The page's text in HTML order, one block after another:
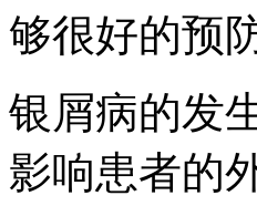
够很好的预
银屑病的发
影响患者的